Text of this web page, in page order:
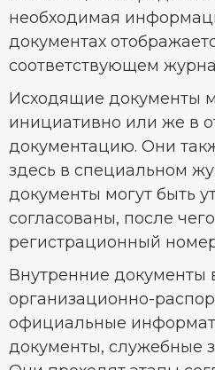
необходимая
документах
соответствующем
Исходящие документы
инициативно или же в
документацию. Они
здесь в специальном
документы могут быть
согласованы, после
регистрационный
Внутренние документы
организационно-
официальные
документы, служебные